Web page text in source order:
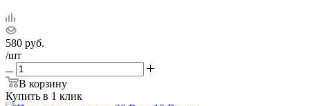
580 руб.
/шт
В корзину
Купить в 1 клик